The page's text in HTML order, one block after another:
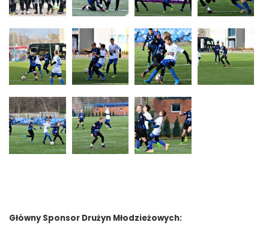
Główny Sponsor Drużyn Młodzieżowych: